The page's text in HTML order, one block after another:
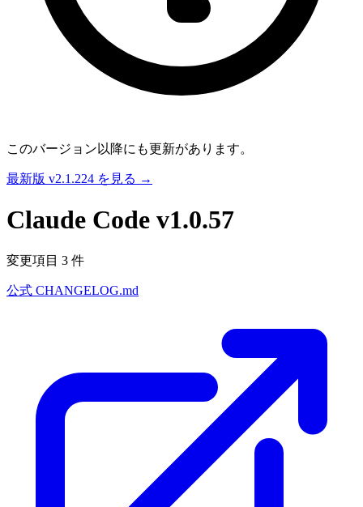
このバージョン以降にも更新があります。
最新版 v2.1.224 を見る →
Claude Code v1.0.57
変更項目 3 件
公式 CHANGELOG.md